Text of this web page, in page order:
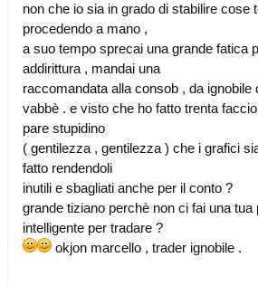
non che io sia in grado di stabilire cose
procedendo a mano ,
a suo tempo sprecai una grande fatica
addirittura , mandai una
raccomandata alla consob , da ignobile
vabbè . e visto che ho fatto trenta
pare stupidino
( gentilezza , gentilezza ) che i grafici
fatto rendendoli
inutili e sbagliati anche per il conto ?
grande tiziano perchè non ci fai una tua
intelligente per tradare ?
okjon marcello , trader ignobile .